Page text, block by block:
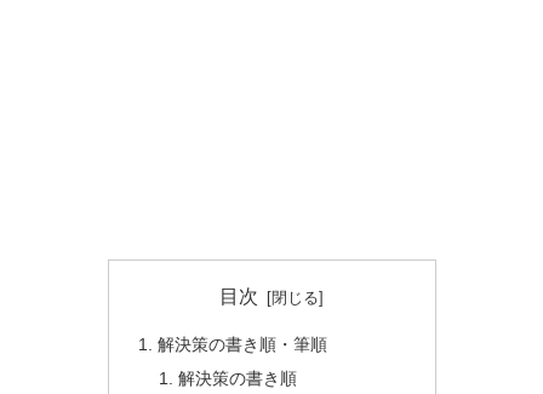
目次
解決策の書き順・筆順
解決策の書き順